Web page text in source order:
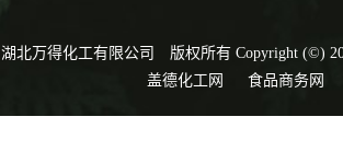
湖北万得化工有限公司 版权所有 Copyright (©)
盖德化工网
食品商务网